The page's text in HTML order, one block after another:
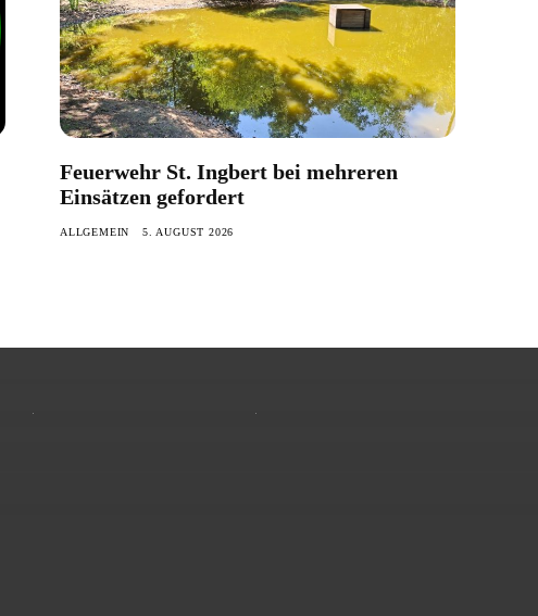
Feuerwehr St. Ingbert bei mehreren
Einsätzen gefordert
ALLGEMEIN 5. AUGUST 2026